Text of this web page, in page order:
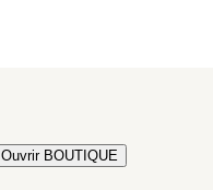
Ouvrir BOUTIQUE